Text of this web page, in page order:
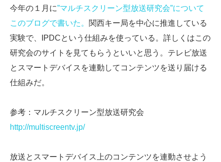
今年の１月に”マルチスクリーン型放送研究会”について
このブログで書いた。 関西キー局を中心に推進している
実験で、IPDCという仕組みを使っている。詳しくはこの
研究会のサイトを見てもらうといいと思う。テレビ放送
とスマートデバイスを連動してコンテンツを送り届ける
仕組みだ。
参考：マルチスクリーン型放送研究会
http://multiscreentv.jp/
放送とスマートデバイス上のコンテンツを連動させよう